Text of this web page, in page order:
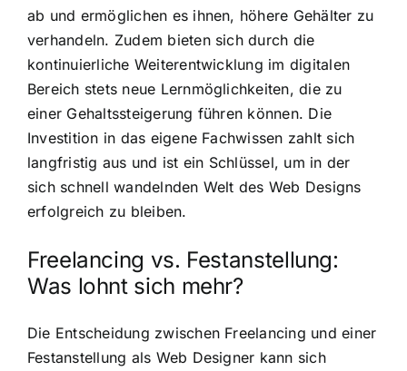
ab und ermöglichen es ihnen, höhere Gehälter zu
verhandeln. Zudem bieten sich durch die
kontinuierliche Weiterentwicklung im digitalen
Bereich stets neue Lernmöglichkeiten, die zu
einer Gehaltssteigerung führen können. Die
Investition in das eigene Fachwissen zahlt sich
langfristig aus und ist ein Schlüssel, um in der
sich schnell wandelnden Welt des Web Designs
erfolgreich zu bleiben.
Freelancing vs. Festanstellung:
Was lohnt sich mehr?
Die Entscheidung zwischen Freelancing und einer
Festanstellung als Web Designer kann sich